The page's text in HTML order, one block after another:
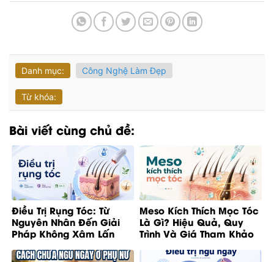
Danh mục: Công Nghệ Làm Đẹp
Từ khóa:
Bài viết cùng chủ đề:
Điều Trị Rụng Tóc: Từ
Nguyên Nhân Đến Giải
Pháp Không Xâm Lấn
Meso Kích Thích Mọc Tóc
Là Gì? Hiệu Quả, Quy
Trình Và Giá Tham Khảo